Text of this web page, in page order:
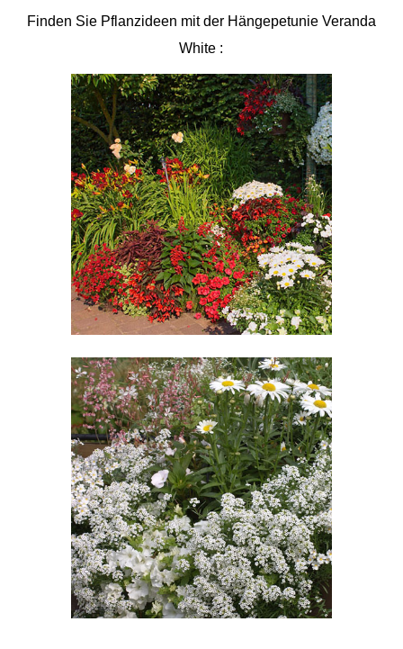
Finden Sie Pflanzideen mit der Hängepetunie Veranda
White :